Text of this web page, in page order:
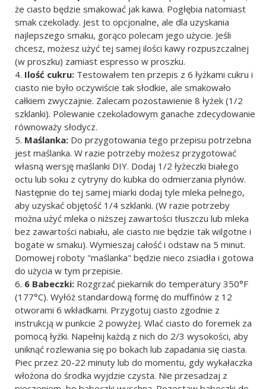
że ciasto będzie smakować jak kawa. Pogłębia natomiast
smak czekolady. Jest to opcjonalne, ale dla uzyskania
najlepszego smaku, gorąco polecam jego użycie. Jeśli
chcesz, możesz użyć tej samej ilości kawy rozpuszczalnej
(w proszku) zamiast espresso w proszku.
Ilość cukru: Testowałem ten przepis z 6 łyżkami cukru i
ciasto nie było oczywiście tak słodkie, ale smakowało
całkiem zwyczajnie. Zalecam pozostawienie 8 łyżek (1/2
szklanki). Polewanie czekoladowym ganache zdecydowanie
równoważy słodycz.
Maślanka: Do przygotowania tego przepisu potrzebna
jest maślanka. W razie potrzeby możesz przygotować
własną wersję maślanki DIY. Dodaj 1/2 łyżeczki białego
octu lub soku z cytryny do kubka do odmierzania płynów.
Następnie do tej samej miarki dodaj tyle mleka pełnego,
aby uzyskać objętość 1/4 szklanki. (W razie potrzeby
można użyć mleka o niższej zawartości tłuszczu lub mleka
bez zawartości nabiału, ale ciasto nie będzie tak wilgotne i
bogate w smaku). Wymieszaj całość i odstaw na 5 minut.
Domowej roboty "maślanka" będzie nieco zsiadła i gotowa
do użycia w tym przepisie.
6 Babeczki: Rozgrzać piekarnik do temperatury 350°F
(177°C). Wyłóż standardową formę do muffinów z 12
otworami 6 wkładkami. Przygotuj ciasto zgodnie z
instrukcją w punkcie 2 powyżej. Wlać ciasto do foremek za
pomocą łyżki. Napełnij każdą z nich do 2/3 wysokości, aby
uniknąć rozlewania się po bokach lub zapadania się ciasta.
Piec przez 20-22 minuty lub do momentu, gdy wykałaczka
włożona do środka wyjdzie czysta. Nie przesadzaj z